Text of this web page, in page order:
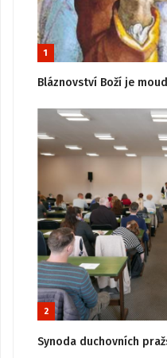
1
Bláznovství Boží je
2
Synoda duchovních